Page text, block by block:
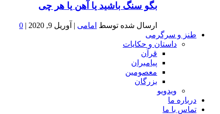
بگو سنگ باشید یا آهن یا هر چی
ارسال شده توسط امامی | آوریل 9, 2020 |
0
طنز و سرگرمی
داستان و حکایات
قرآن
پیامبران
معصومین
بزرگان
ویدویو
درباره ما
تماس با ما